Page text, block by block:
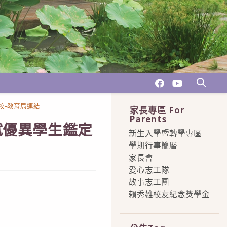
-教育局連結
異學生鑑定
家長專區 For
Parents
新生入學暨轉學專區
學期行事簡曆
家長會
愛心志工隊
故事志工團
賴秀雄校友紀念獎學金